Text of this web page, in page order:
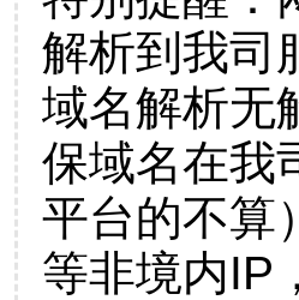
解析到我司
域名解析无
保域名在我
平台的不算
等非境内IP